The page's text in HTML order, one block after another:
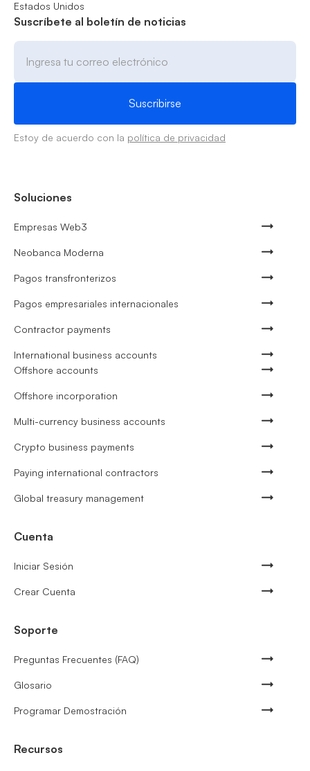
Estados Unidos
Suscríbete al boletín de noticias
Estoy de acuerdo con la política de privacidad
Soluciones
Empresas Web3
Neobanca Moderna
Pagos transfronterizos
Pagos empresariales internacionales
Contractor payments
International business accounts
Offshore accounts
Offshore incorporation
Multi-currency business accounts
Crypto business payments
Paying international contractors
Global treasury management
Cuenta
Iniciar Sesión
Crear Cuenta
Soporte
Preguntas Frecuentes (FAQ)
Glosario
Programar Demostración
Recursos